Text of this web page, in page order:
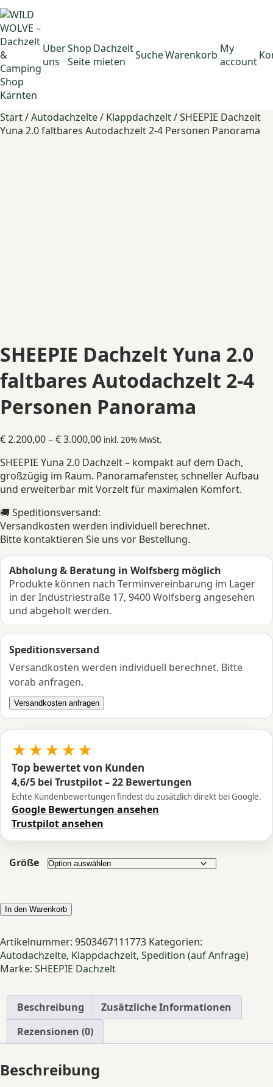
Über
uns
Shop
Seite
Dachzelt
mieten
SucheWarenkorb My
account
Start/Autodachzelte/ Klappdachzelt/ SHEEPIE Dachzelt
Yuna 2.0 faltbares Autodachzelt 2-4 Personen Panorama
SHEEPIE Dachzelt Yuna 2.0
faltbares Autodachzelt 2-4
Personen Panorama
€2.200,00–€3.000,00Preisspanne:
bis
€ 3.000,00
inkl. 20% MwSt.
SHEEPIE Yuna 2.0 Dachzelt – kompakt auf dem Dach,
großzügig im Raum. Panoramafenster, schneller Aufbau
und erweiterbar mit Vorzelt für maximalen Komfort.
🚚 Speditionsversand:
Versandkosten werden individuell berechnet.
Bitte kontaktieren Sie uns vor Bestellung.
Abholung & Beratung in Wolfsberg möglich
Produkte können nach Terminvereinbarung im Lager
in der Industriestraße 17, 9400 Wolfsberg angesehen
und abgeholt werden.
Speditionsversand
Versandkosten werden individuell berechnet. Bitte
vorab anfragen.
Versandkosten anfragen
★★★★★
Top bewertet von Kunden
4,6/5 bei Trustpilot – 22 Bewertungen
Echte Kundenbewertungen findest du zusätzlich direkt bei Google.
Google Bewertungen ansehen
Trustpilot ansehen
Größe
SHEEPIE
Yuna
2.0
faltbares
Autodachzelt
Personen
Panorama
Menge
In den Warenkorb
Artikelnummer: 9503467111773 Kategorien:
Autodachzelte, Klappdachzelt, Spedition (auf Anfrage)
Marke: SHEEPIE Dachzelt
Beschreibung
Zusätzliche Informationen
Rezensionen (0)
Beschreibung